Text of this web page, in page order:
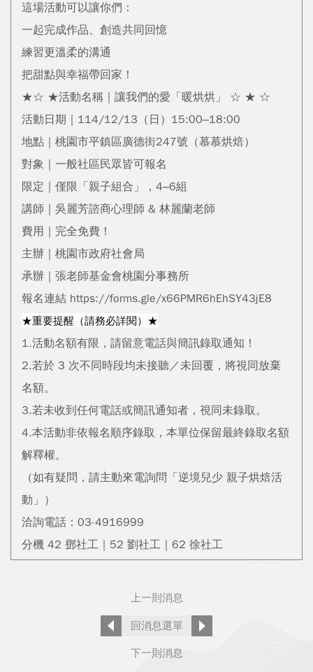
這場活動可以讓你們：
一起完成作品、創造共同回憶
練習更溫柔的溝通
把甜點與幸福帶回家！
★☆ ★活動名稱｜讓我們的愛「暖烘烘」 ☆ ★ ☆
活動日期｜114/12/13（日）15:00–18:00
地點｜桃園市平鎮區廣德街247號（慕慕烘焙）
對象｜一般社區民眾皆可報名
限定｜僅限「親子組合」，4–6組
講師｜吳麗芳諮商心理師 & 林麗蘭老師
費用｜完全免費！
主辦｜桃園市政府社會局
承辦｜張老師基金會桃園分事務所
報名連結 https://forms.gle/x66PMR6hEhSY43jE8
★重要提醒（請務必詳閱）★
1.活動名額有限，請留意電話與簡訊錄取通知！
2.若於 3 次不同時段均未接聽／未回覆，將視同放棄
名額。
3.若未收到任何電話或簡訊通知者，視同未錄取。
4.本活動非依報名順序錄取，本單位保留最終錄取名額
解釋權。
（如有疑問，請主動來電詢問「逆境兒少 親子烘焙活
動」）
洽詢電話：03-4916999
分機 42 鄧社工｜52 劉社工｜62 徐社工
上一則消息
回消息選單
下一則消息